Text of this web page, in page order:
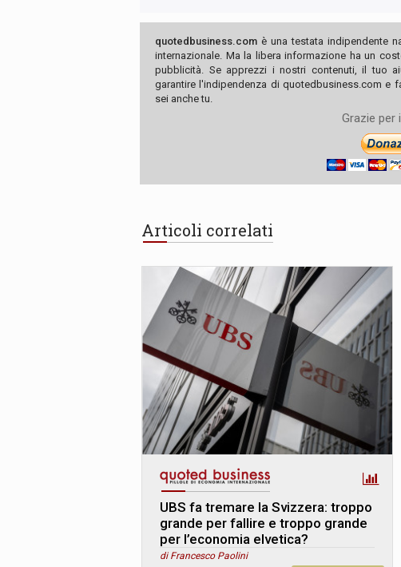
quotedbusiness.com è una testata indipendente
internazionale. Ma la libera informazione ha un
pubblicità. Se apprezzi i nostri contenuti, il tuo
garantire l'indipendenza di quotedbusiness.com e
sei anche tu.
Grazie per
Articoli correlati
UBS fa tremare la Svizzera: troppo
grande per fallire e troppo grande
per l’economia elvetica?
di Francesco Paolini